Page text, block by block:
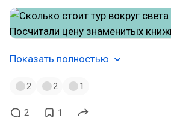
Показать полностью
2 2 1
2 1